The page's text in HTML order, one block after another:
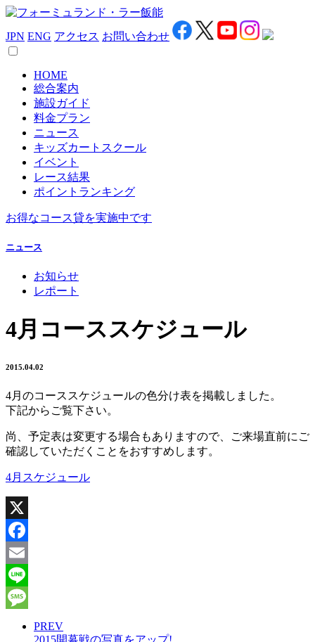
JPN ENG アクセス お問い合わせ
HOME
総合案内
施設ガイド
料金プラン
ニュース
キッズカートスクール
イベント
レース結果
ポイントランキング
お得なコース貸を実施中です
ニュース
お知らせ
レポート
4月コーススケジュール
2015.04.02
4月のコーススケジュールの色分け表を掲載しました。
下記からご覧下さい。
尚、予定表は変更する場合もありますので、ご来場直前にご
確認していただくことをおすすめします。
4月スケジュール
X
Facebook
Email
Line
Message
PREV
2015開幕戦の写真をアップ!